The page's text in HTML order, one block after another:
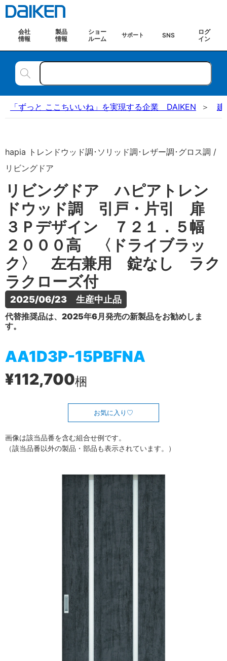
会社
情報
製品
情報
ショー
ルーム
サポート SNS
ログ
イン
「ずっと ここちいいね」を実現する企業 DAIKEN 建
hapia トレンドウッド調･ソリッド調･レザー調･グロス調 /
リビングドア
リビングドア ハピアトレン
ドウッド調 引戸・片引 扉
３Ｐデザイン ７２１．５幅
２０００高 〈ドライブラッ
ク〉 左右兼用 錠なし ラク
ラクローズ付
2025/06/23　生産中止品
代替推奨品は、2025年6月発売の新製品をお勧めしま
す。
AA1D3P-15PBFNA
¥112,700梱
お気に入り
画像は該当品番を含む組合せ例です。
（該当品番以外の製品・部品も表示されています。）